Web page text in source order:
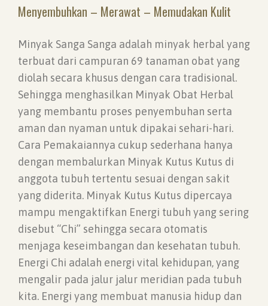
Menyembuhkan – Merawat – Memudakan Kulit
Minyak Sanga Sanga adalah minyak herbal yang
terbuat dari campuran 69 tanaman obat yang
diolah secara khusus dengan cara tradisional.
Sehingga menghasilkan Minyak Obat Herbal
yang membantu proses penyembuhan serta
aman dan nyaman untuk dipakai sehari-hari.
Cara Pemakaiannya cukup sederhana hanya
dengan membalurkan Minyak Kutus Kutus di
anggota tubuh tertentu sesuai dengan sakit
yang diderita. Minyak Kutus Kutus dipercaya
mampu mengaktifkan Energi tubuh yang sering
disebut “Chi” sehingga secara otomatis
menjaga keseimbangan dan kesehatan tubuh.
Energi Chi adalah energi vital kehidupan, yang
mengalir pada jalur jalur meridian pada tubuh
kita. Energi yang membuat manusia hidup dan